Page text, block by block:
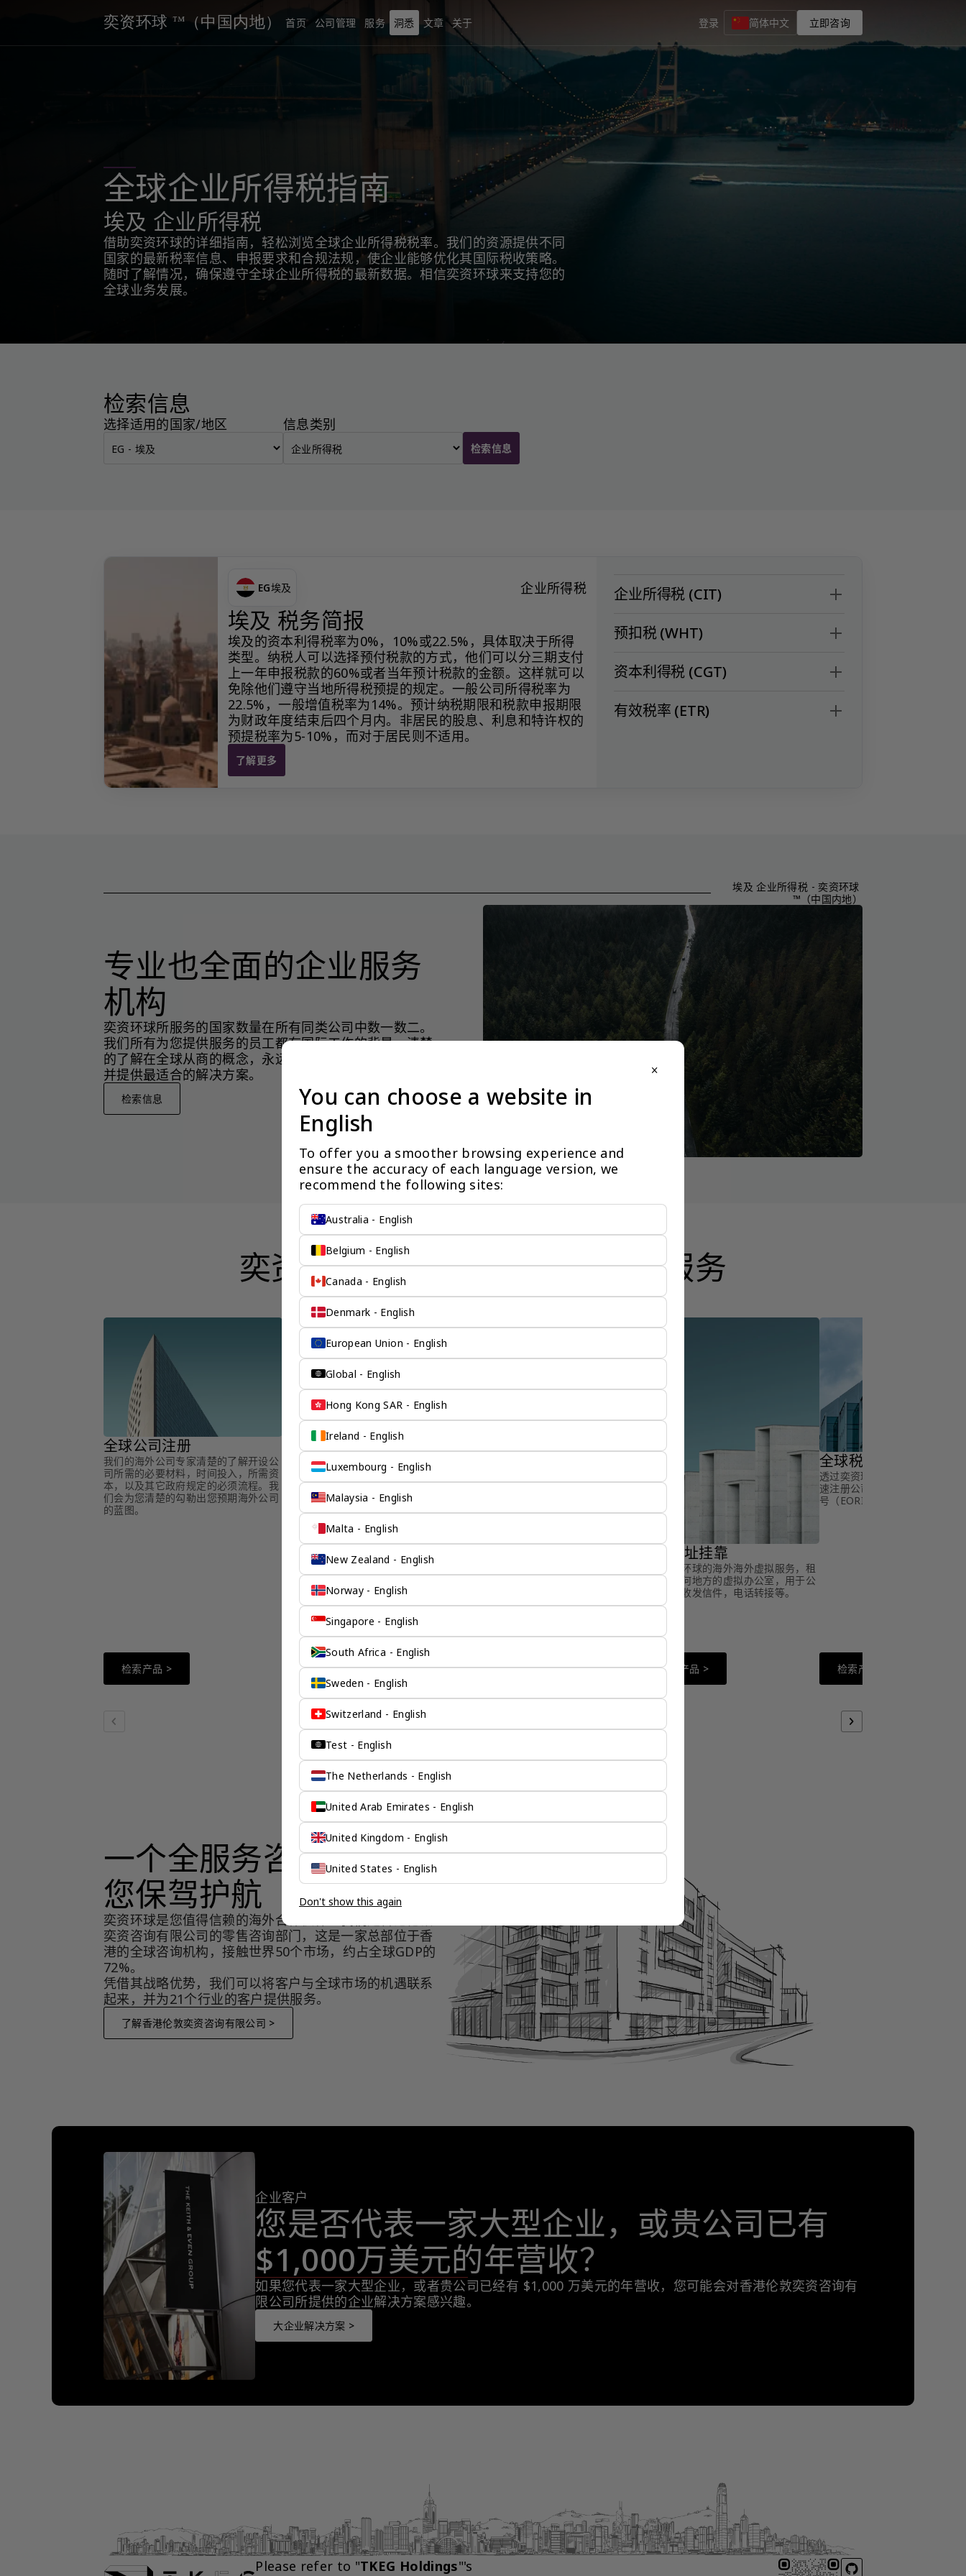
奕资环球 ™（中国内地） 首页 公司管理 服务 洞悉 文章 关于 登录 简体中文 立即咨询
全球企业所得税指南
埃及 企业所得税
借助奕资环球的详细指南，轻松浏览全球企业所得税税率。我们的资源提供不同
国家的最新税率信息、申报要求和合规法规，使企业能够优化其国际税收策略。
随时了解情况，确保遵守全球企业所得税的最新数据。相信奕资环球来支持您的
全球业务发展。
检索信息
选择适用的国家/地区 信息类别
检索信息
EG埃及 企业所得税
埃及 税务简报
埃及的资本利得税率为0%，10%或22.5%，具体取决于所得
类型。纳税人可以选择预付税款的方式，他们可以分三期支付
上一年申报税款的60%或者当年预计税款的金额。这样就可以
免除他们遵守当地所得税预提的规定。一般公司所得税率为
22.5%，一般增值税率为14%。预计纳税期限和税款申报期限
为财政年度结束后四个月内。非居民的股息、利息和特许权的
预提税率为5-10%，而对于居民则不适用。
了解更多
埃及 税务简报
企业所得税 (CIT)
预扣税 (WHT)
资本利得税 (CGT)
有效税率 (ETR)
埃及 企业所得税 - 奕资环球
™（中国内地）
专业也全面的企业服务
机构
奕资环球所服务的国家数量在所有同类公司中数一数二。
我们所有为您提供服务的员工都有国际工作的背景，清楚
的了解在全球从商的概念，永远站在您的角度看待问题，
并提供最适合的解决方案。
检索信息
奕资环球 ™（中国内地） 企业服务
检索所有产品 >
全球公司注册
我们的海外公司专家清楚的了解开设公
司所需的必要材料，时间投入，所需资
本，以及其它政府规定的必须流程。我
们会为您清楚的勾勒出您预期海外公司
的蓝图。
检索产品 >
全球公司年审
在海外做生意从来没有这么容易过。奕
资环球见解深刻的合规专家为您解决所
有可能的工商问题，让您可以像在祖国
一样顺利地在海外开展业务。
检索产品 >
全球做账报税
资环球见解深刻的税务专家为您解决所
祖国一样顺利地在海外开展业务。
检索产品 >
全球地址挂靠
透过奕资环球的海外海外虚拟服务，租
用全球任何地方的虚拟办公室，用于公
司注册，收发信件，电话转接等。
检索产品 >
全球税号申请
透过奕资环球的海外税号申请
速注册公司增值税（VAT）税号
号（EORI）等税号。
检索产品 >
chevron_left chevron_right
一个全服务咨询公司为
您保驾护航
奕资环球是您值得信赖的海外合作伙伴。我们是香港伦敦
奕资咨询有限公司的零售咨询部门，这是一家总部位于香
港的全球咨询机构，接触世界50个市场，约占全球GDP的
72%。
凭借其战略优势，我们可以将客户与全球市场的机遇联系
起来，并为21个行业的客户提供服务。
了解香港伦敦奕资咨询有限公司 >
企业客户
您是否代表一家大型企业，或贵公司已有
$1,000万美元的年营收？
如果您代表一家大型企业，或者贵公司已经有 $1,000 万美元的年营收，您可能会对香港伦敦奕资咨询有
限公司所提供的企业解决方案感兴趣。
大企业解决方案 >
close
You can choose a website in
English
To offer you a smoother browsing experience and
ensure the accuracy of each language version, we
recommend the following sites:
Australia - English
Belgium - English
Canada - English
Denmark - English
European Union - English
Global - English
Hong Kong SAR - English
Ireland - English
Luxembourg - English
Malaysia - English
Malta - English
New Zealand - English
Norway - English
Singapore - English
South Africa - English
Sweden - English
Switzerland - English
Test - English
The Netherlands - English
United Arab Emirates - English
United Kingdom - English
United States - English
Don't show this again
Please refer to "TKEG Holdings"'s